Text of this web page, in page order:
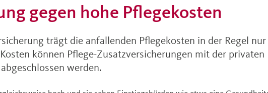
gegen hohe Pflegekosten
trägt die anfallenden Pflegekosten in der Regel nur
können Pflege-Zusatzversicherungen mit der privaten
werden.